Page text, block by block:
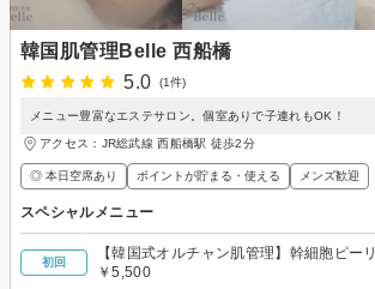
韓国肌管理Belle 西船橋
5.0
(1件)
メニュー豊富なエステサロン。個室ありで子連れもOK！
アクセス：JR総武線 西船橋駅 徒歩2分
◎ 本日空席あり ポイントが貯まる・使える メンズ歓迎
スペシャルメニュー
初回
【韓国式オルチャン肌管理】幹細胞ピー
￥5,500